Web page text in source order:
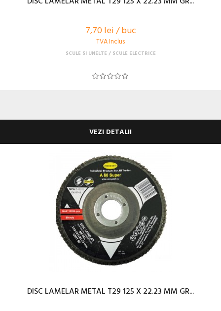
7,70 lei / buc
TVA Inclus
SCULE SI UNELTE SCULE ELECTRICE
VEZI DETALII
DISC LAMELAR METAL T29 125 X 22.23 MM GR...